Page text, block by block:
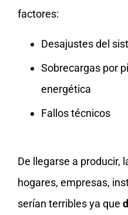
factores:
Desajustes del
Sobrecargas por
energética
Fallos técnicos
De llegarse a producir,
hogares, empresas,
serían terribles ya que